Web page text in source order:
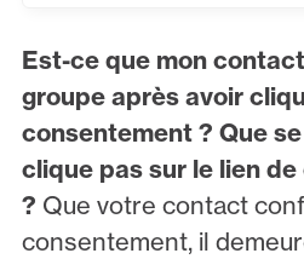
Est-ce que mon
groupe après avoir
consentement ? Que
clique pas sur le lien
? Que votre contact
consentement, il